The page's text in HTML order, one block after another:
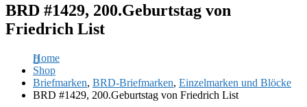
BRD #1429, 200.Geburtstag von
Friedrich List
Home
Shop
Briefmarken, BRD-Briefmarken, Einzelmarken und Blöcke
BRD #1429, 200.Geburtstag von Friedrich List